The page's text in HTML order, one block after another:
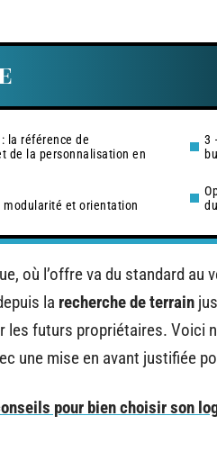
la référence de
de la personnalisation en
et orientation
3
où l’offre va du standard au
la recherche de terrain
les futurs propriétaires. Voici
une mise en avant justifiée
pour bien choisir son